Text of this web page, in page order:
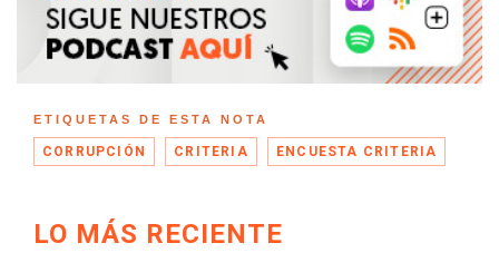
ETIQUETAS DE ESTA NOTA
CORRUPCIÓN CRITERIA ENCUESTA CRITERIA
LO MÁS RECIENTE